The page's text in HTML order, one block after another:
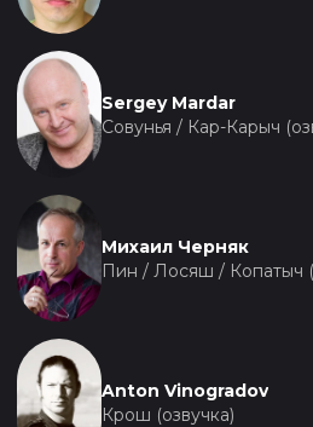
Sergey Mardar
Совунья / Кар-Карыч
Михаил Черняк
Пин / Лосяш / Копатыч
Anton Vinogradov
Крош (озвучка)